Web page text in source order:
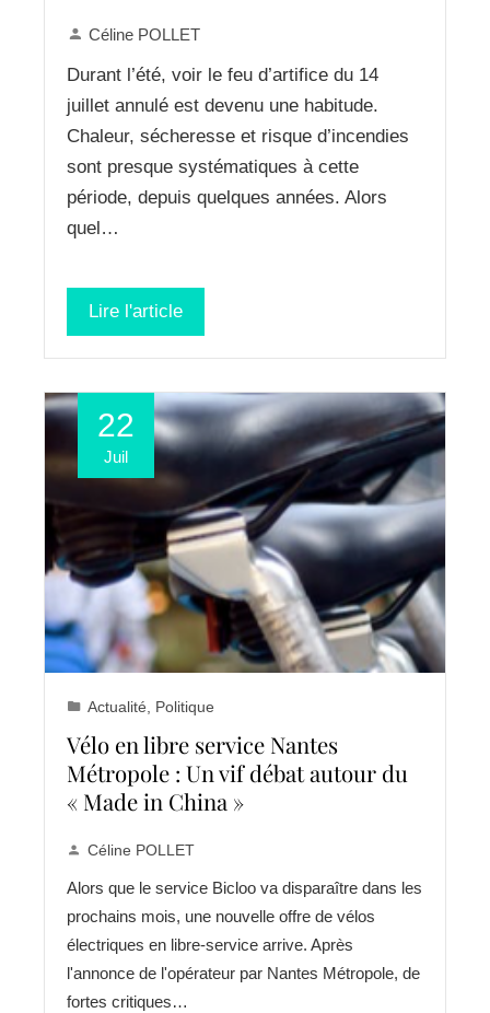
Céline POLLET
Durant l’été, voir le feu d’artifice du 14
juillet annulé est devenu une habitude.
Chaleur, sécheresse et risque d’incendies
sont presque systématiques à cette
période, depuis quelques années. Alors
quel…
Lire l'article
22
Juil
Actualité, Politique
Vélo en libre service Nantes
Métropole : Un vif débat autour du
« Made in China »
Céline POLLET
Alors que le service Bicloo va disparaître dans les
prochains mois, une nouvelle offre de vélos
électriques en libre-service arrive. Après
l'annonce de l'opérateur par Nantes Métropole, de
fortes critiques…